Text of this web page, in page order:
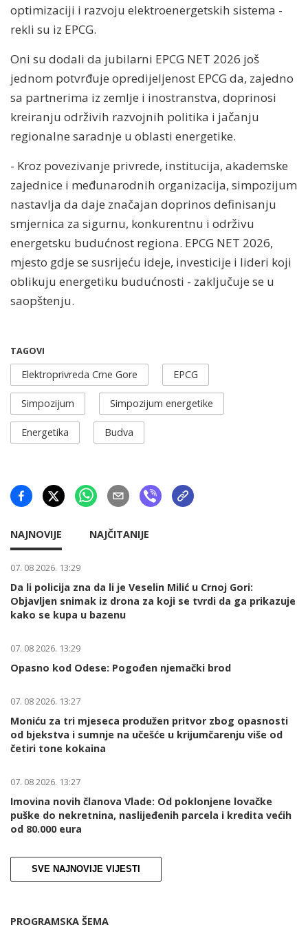
optimizaciji i razvoju elektroenergetskih sistema -
rekli su iz EPCG.
Oni su dodali da jubilarni EPCG NET 2026 još
jednom potvrđuje opredijeljenost EPCG da, zajedno
sa partnerima iz zemlje i inostranstva, doprinosi
kreiranju održivih razvojnih politika i jačanju
regionalne saradnje u oblasti energetike.
- Kroz povezivanje privrede, institucija, akademske
zajednice i međunarodnih organizacija, simpozijum
nastavlja da daje značajan doprinos definisanju
smjernica za sigurnu, konkurentnu i održivu
energetsku budućnost regiona. EPCG NET 2026,
mjesto gdje se susrijeću ideje, investicije i lideri koji
oblikuju energetiku budućnosti - zaključuje se u
saopštenju.
TAGOVI
Elektroprivreda Crne Gore EPCG
Simpozijum Simpozijum energetike
Energetika Budva
NAJNOVIJE NAJČITANIJE
07. 08 2026. 13:29
Da li policija zna da li je Veselin Milić u Crnoj Gori:
Objavljen snimak iz drona za koji se tvrdi da ga prikazuje
kako se kupa u bazenu
07. 08 2026. 13:29
Opasno kod Odese: Pogođen njemački brod
07. 08 2026. 13:27
Moniću za tri mjeseca produžen pritvor zbog opasnosti
od bjekstva i sumnje na učešće u krijumčarenju više od
četiri tone kokaina
07. 08 2026. 13:27
Imovina novih članova Vlade: Od poklonjene lovačke
puške do nekretnina, naslijeđenih parcela i kredita većih
od 80.000 eura
SVE NAJNOVIJE VIJESTI
PROGRAMSKA ŠEMA